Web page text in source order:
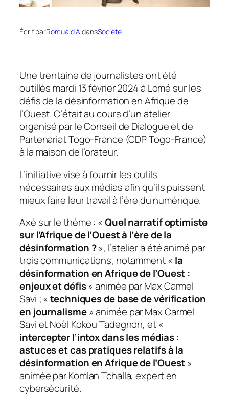
Écrit parRomuald A.dansSociété
Une trentaine de journalistes ont été
outillés mardi 13 février 2024 à Lomé sur les
défis de la désinformation en Afrique de
l’Ouest. C’était au cours d’un atelier
organisé par le Conseil de Dialogue et de
Partenariat Togo-France (CDP Togo-France)
à la maison de l’orateur.
L’initiative vise à fournir les outils
nécessaires aux médias afin qu’ils puissent
mieux faire leur travail à l’ère du numérique.
Axé sur le thème : «Quel narratif optimiste
sur l’Afrique de l’Ouest à l’ère de la
désinformation ?», l’atelier a été animé par
trois communications, notamment « la
désinformation en Afrique de l’Ouest :
enjeux et défis» animée par Max Carmel
Savi ; «techniques de base de vérification
en journalisme» animée par Max Carmel
Savi et Noèl Kokou Tadegnon, et «
intercepter l’intox dans les médias :
astuces et cas pratiques relatifs à la
désinformation en Afrique de l’Ouest»
animée par Komlan Tchalla, expert en
cybersécurité.